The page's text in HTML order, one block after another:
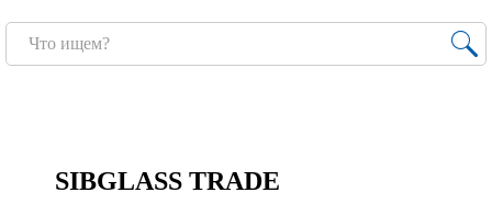
SIBGLASS TRADE